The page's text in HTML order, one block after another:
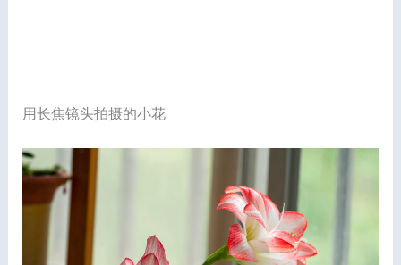
用长焦镜头拍摄的小花